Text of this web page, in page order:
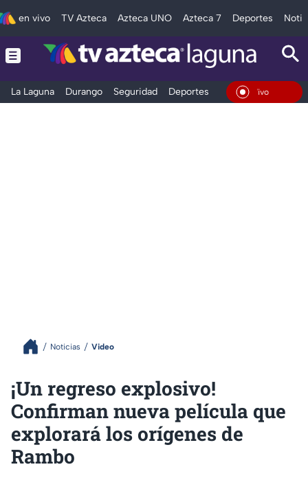
en vivo TV Azteca Azteca UNO Azteca 7 Deportes
La Laguna Durango Seguridad Deportes Entretenimiento
En Vivo
Noticias Video
¡Un regreso explosivo!
Confirman nueva película que
explorará los orígenes de
Rambo